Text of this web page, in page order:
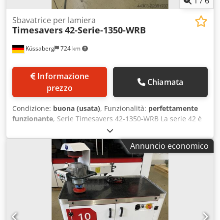
Küssaberg 724 km
Sbavatrice per lamiera
Timesavers42-Serie-1350-WRB
prezzo
Chiamata
Condizione: buona (usata), Funzionalità: perfettamente
funzionante, Serie Timesavers 42-1350-WRB La serie 42 è
dotata di 2 postazioni: una postazione con nastro abrasivo,
ideale per rimuovere bave e sporgenze, e una seconda
postazione con spazzole rotanti per una smussatura
uniforme dei bordi. Grazie al sistema di trasporto a vuoto,
anche i piccoli componenti, delle dimensioni di un biglietto
da visita, non rappresentano un problema. Larghezza utile
1350 mm Apertura del piano di lavoro da 0,8 a 100 mm
Tappeto trasportatore con velocità regolabile tramite
inverter e regolazione continua Spazzole rotanti con
Annuncio economico